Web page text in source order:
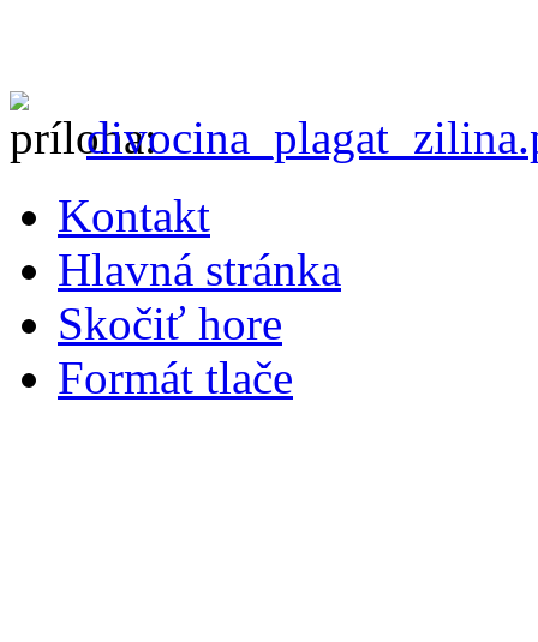
Kontakt
Hlavná stránka
Skočiť hore
Formát tlače